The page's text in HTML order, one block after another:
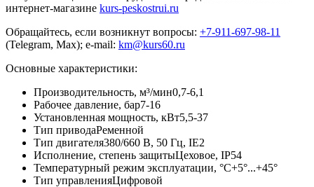
интернет-магазине kurs-peskostrui.ru
Обращайтесь, если возникнут вопросы: +7-911-697-98-11
(Telegram, Max); e-mail: km@kurs60.ru
Основные характеристики:
Производительность, м³/мин0,7-6,1
Рабочее давление, бар7-16
Установленная мощность, кВт5,5-37
Тип приводаРеменной
Тип двигателя380/660 В, 50 Гц, IE2
Исполнение, степень защитыЦеховое, IP54
Температурный режим эксплуатации, °C+5°...+45°
Тип управленияЦифровой